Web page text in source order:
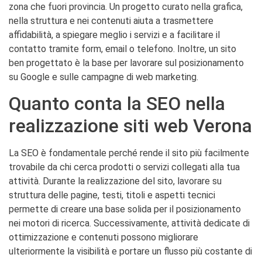
zona che fuori provincia. Un progetto curato nella grafica,
nella struttura e nei contenuti aiuta a trasmettere
affidabilità, a spiegare meglio i servizi e a facilitare il
contatto tramite form, email o telefono. Inoltre, un sito
ben progettato è la base per lavorare sul posizionamento
su Google e sulle campagne di web marketing.
Quanto conta la SEO nella
realizzazione siti web Verona
La SEO è fondamentale perché rende il sito più facilmente
trovabile da chi cerca prodotti o servizi collegati alla tua
attività. Durante la realizzazione del sito, lavorare su
struttura delle pagine, testi, titoli e aspetti tecnici
permette di creare una base solida per il posizionamento
nei motori di ricerca. Successivamente, attività dedicate di
ottimizzazione e contenuti possono migliorare
ulteriormente la visibilità e portare un flusso più costante di